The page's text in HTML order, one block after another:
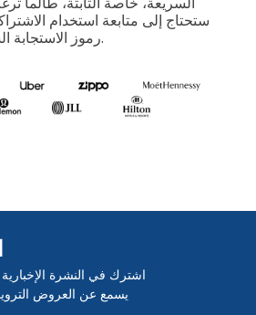
ستحتاج إلى متابعة استخدام
رموز الاستجابة السريعة بشكل مستمر.
اشترك في النشرة
يسمع عن العروض